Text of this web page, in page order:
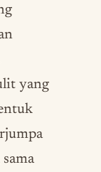
yang